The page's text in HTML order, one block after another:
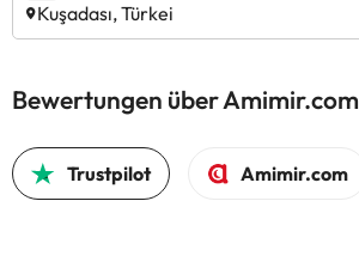
Kuşadası, Türkei
Bewertungen über Amimir.com
Trustpilot Amimir.com